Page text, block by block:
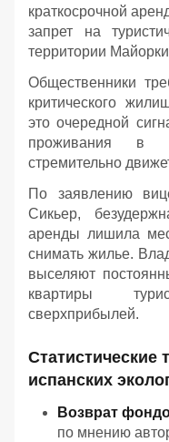
краткосрочной
запрет на
территории
Общественники
критического
это очередной
проживания в
стремительно
По заявлению
Сикьер,
аренды лишила
снимать жилье.
выселяют
квартиры
сверхприбылей.
Статистические
испанских
Возврат
по мнению